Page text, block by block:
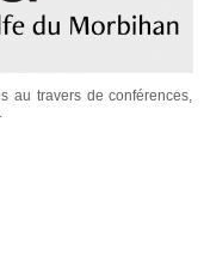
au travers de conférences,